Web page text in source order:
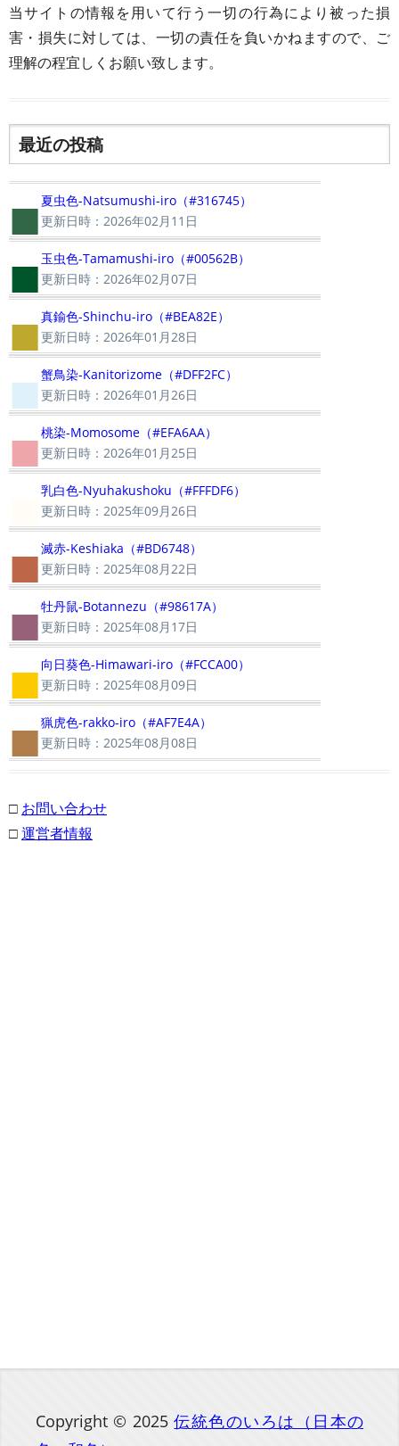
当サイトの情報を用いて行う一切の行為により被った損
害・損失に対しては、一切の責任を負いかねますので、ご
理解の程宜しくお願い致します。
最近の投稿
■夏虫色-Natsumushi-iro（#316745）
更新日時：2026年02月11日
■玉虫色-Tamamushi-iro（#00562B）
更新日時：2026年02月07日
■真鍮色-Shinchu-iro（#BEA82E）
更新日時：2026年01月28日
■蟹鳥染-Kanitorizome（#DFF2FC）
更新日時：2026年01月26日
■桃染-Momosome（#EFA6AA）
更新日時：2026年01月25日
■乳白色-Nyuhakushoku（#FFFDF6）
更新日時：2025年09月26日
■滅赤-Keshiaka（#BD6748）
更新日時：2025年08月22日
■牡丹鼠-Botannezu（#98617A）
更新日時：2025年08月17日
■向日葵色-Himawari-iro（#FCCA00）
更新日時：2025年08月09日
■猟虎色-rakko-iro（#AF7E4A）
更新日時：2025年08月08日
□ お問い合わせ
□運営者情報
Copyright © 2025伝統色のいろは（日本の